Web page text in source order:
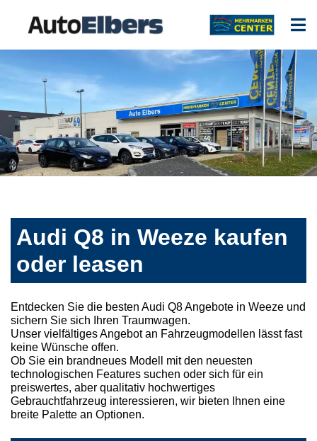
Audi Q8 in Weeze kaufen
oder leasen
Entdecken Sie die besten Audi Q8 Angebote in Weeze und
sichern Sie sich Ihren Traumwagen.
Unser vielfältiges Angebot an Fahrzeugmodellen lässt fast
keine Wünsche offen.
Ob Sie ein brandneues Modell mit den neuesten
technologischen Features suchen oder sich für ein
preiswertes, aber qualitativ hochwertiges
Gebrauchtfahrzeug interessieren, wir bieten Ihnen eine
breite Palette an Optionen.